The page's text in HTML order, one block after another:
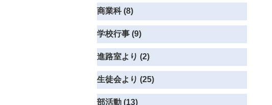
商業科 (8)
学校行事 (9)
進路室より (2)
生徒会より (25)
部活動 (13)